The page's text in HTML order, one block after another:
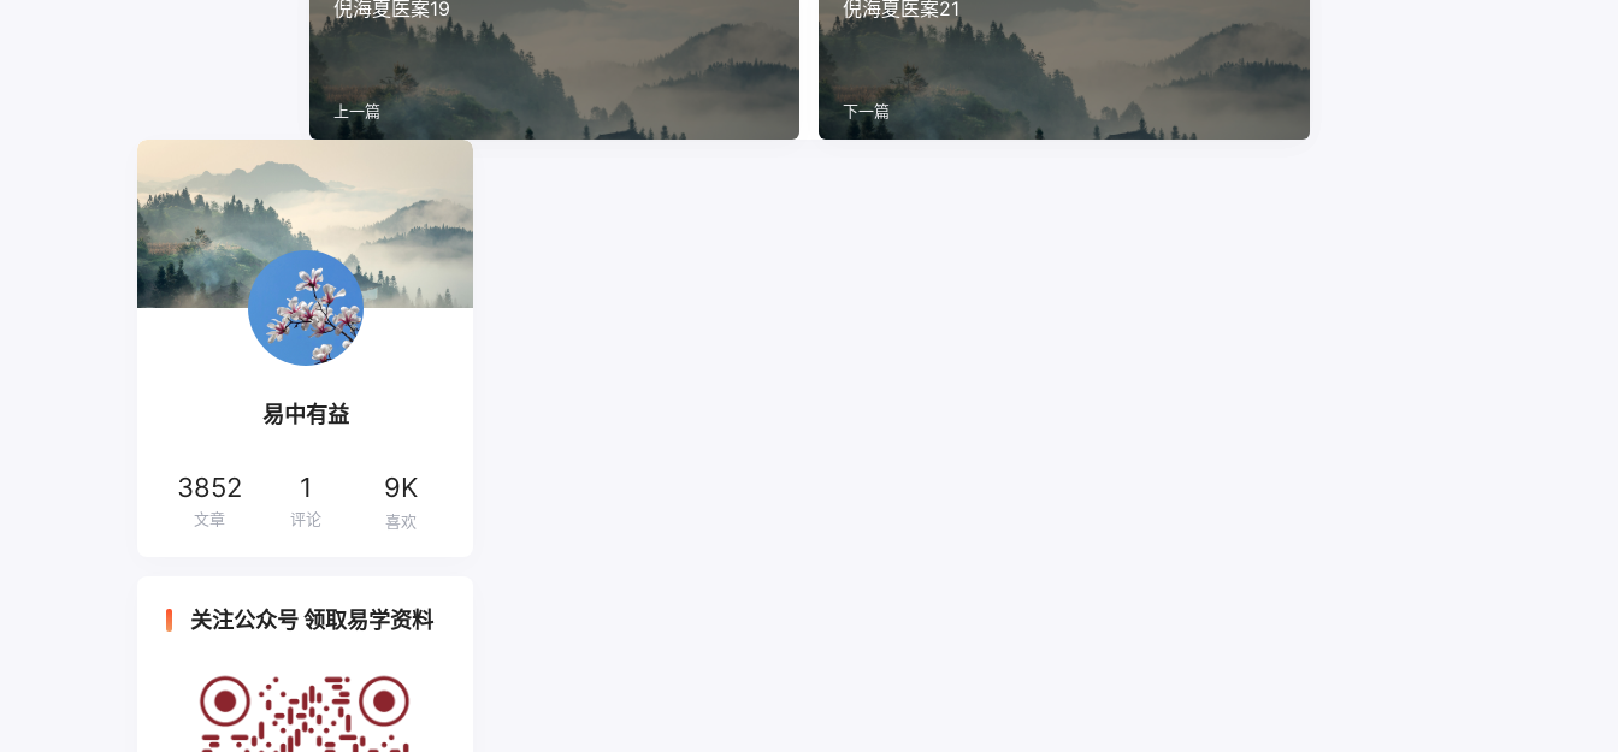
倪海夏医案19
上一篇
倪海夏医案21
下一篇
易中有益
3852
文章
1
评论
9K
喜欢
关注公众号 领取易学资料